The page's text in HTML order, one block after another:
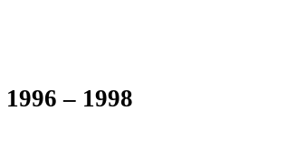
1996 – 1998